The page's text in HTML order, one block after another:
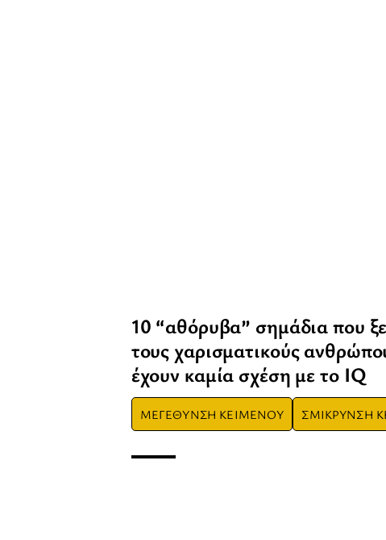
10 “αθόρυβα” σημάδια που
τους χαρισματικούς
έχουν καμία σχέση με το IQ
ΜΕΓΕΘΥΝΣΗ ΚΕΙΜΕΝΟΥ ΣΜΙΚΡΥΝΣΗ